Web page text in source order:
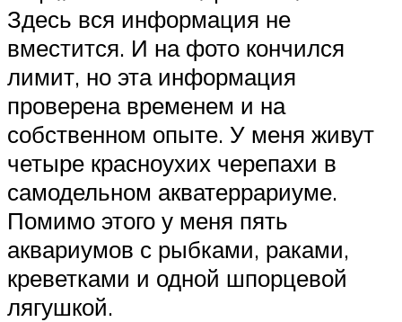
Здесь вся информация не
вместится. И на фото кончился
лимит, но эта информация
проверена временем и на
собственном опыте. У меня живут
четыре красноухих черепахи в
самодельном акватеррариуме.
Помимо этого у меня пять
аквариумов с рыбками, раками,
креветками и одной шпорцевой
лягушкой.